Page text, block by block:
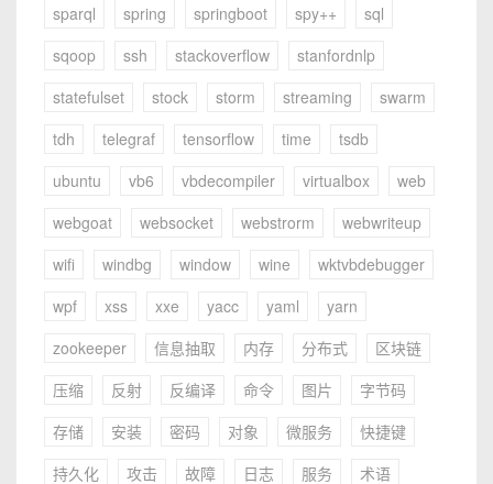
sparql
spring springboot spy++
sql
sqoop
ssh stackoverflow
stanfordnlp
statefulset
stock storm streaming
swarm
tdh
telegraf tensorflow time
tsdb
ubuntu
vb6 vbdecompiler virtualbox
web
webgoat
websocket webstrorm
webwriteup
wifi
windbg window wine
wktvbdebugger
wpf
xss xxe yacc yaml
yarn
zookeeper
信息抽取 内存 分布式
区块链
压缩
反射 反编译 命令 图片
字节码
存储
安装 密码 对象 微服务
快捷键
持久化
攻击 故障 日志 服务 术语